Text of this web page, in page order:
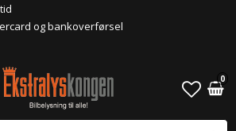
og bankoverførsel
0